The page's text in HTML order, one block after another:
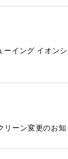
イング イオン
ーン変更のお知